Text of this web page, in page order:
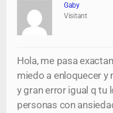
Gaby
Visitant
Hola, me pasa
miedo a enloquecer y
y gran error igual q tu
personas con